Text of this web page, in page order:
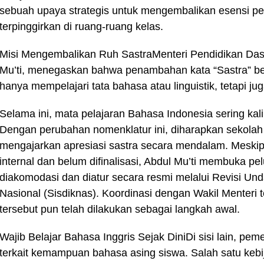
sebuah upaya strategis untuk mengembalikan esensi
terpinggirkan di ruang-ruang kelas.‎‎
Misi Mengembalikan Ruh Sastra‎Menteri Pendidikan
Mu’ti, menegaskan bahwa penambahan kata “Sastra”
hanya mempelajari tata bahasa atau linguistik, tetapi
‎‎Selama ini, mata pelajaran Bahasa Indonesia sering
Dengan perubahan nomenklatur ini, diharapkan
mengajarkan apresiasi sastra secara mendalam.
internal dan belum difinalisasi, Abdul Mu’ti membuka
diakomodasi dan diatur secara resmi melalui Revisi
Nasional (Sisdiknas). Koordinasi dengan Wakil Menteri
tersebut pun telah dilakukan sebagai langkah awal.‎‎
Wajib Belajar Bahasa Inggris Sejak Dini‎Di sisi lain,
terkait kemampuan bahasa asing siswa. Salah satu